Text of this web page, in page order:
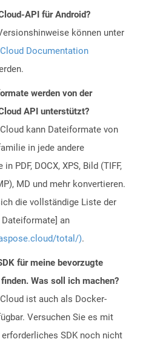
API für Android?
können unter
Documentation
werden von der
API unterstützt?
kann Dateiformate von
in jede andere
PDF, DOCX, XPS, Bild (TIFF,
MD und mehr konvertieren.
die vollständige Liste der
an
total/).
für meine bevorzugte
Was soll ich machen?
ist auch als Docker-
Versuchen Sie es mit
SDK noch nicht